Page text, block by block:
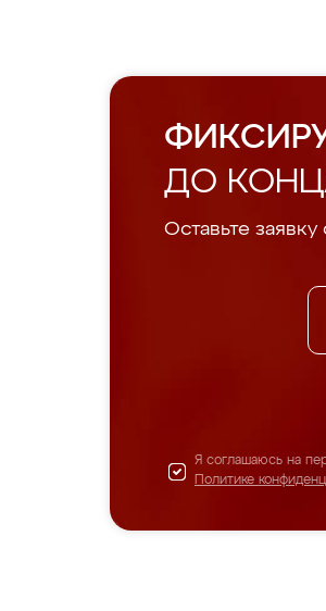
ДО
Оставьте
Я соглашаюсь на
Политике